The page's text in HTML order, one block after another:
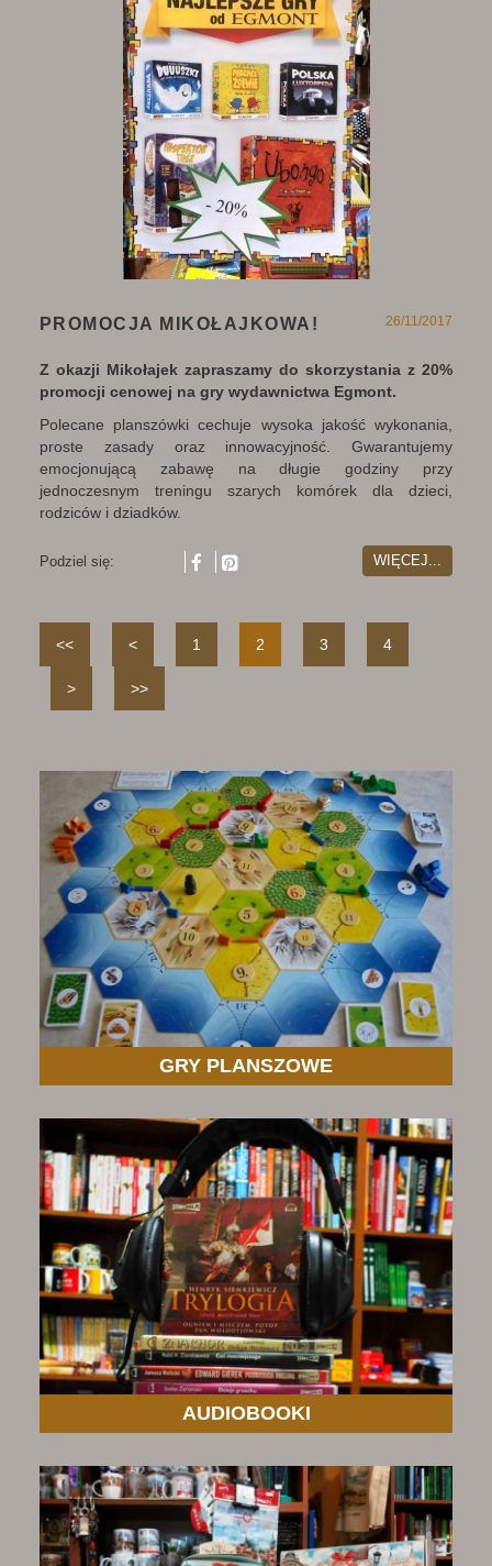
26/11/2017
PROMOCJA MIKOŁAJKOWA!
Z okazji Mikołajek zapraszamy do skorzystania z 20%
promocji cenowej na gry wydawnictwa Egmont.
Polecane planszówki cechuje wysoka jakość wykonania,
proste zasady oraz innowacyjność. Gwarantujemy
emocjonującą zabawę na długie godziny przy
jednoczesnym treningu szarych komórek dla dzieci,
rodziców i dziadków.
Podziel się: WIĘCEJ...
<< < 1 2 3 4
> >>
GRY PLANSZOWE
AUDIOBOOKI